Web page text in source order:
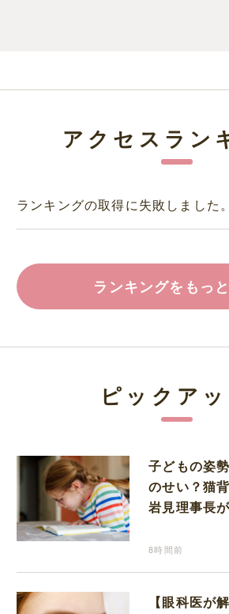
アクセスラン
ランキングの取得に失敗しました。
ランキングをもっ
ピックア
子どもの姿
のせい？猫
岩見理事長
8時間前
【眼科医が